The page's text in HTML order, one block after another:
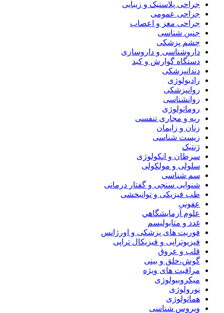
جراحی پلاستیک و زیبایی
جراحی عمومی
جراحی مغز و اعصاب
جنین شناسی
چشم پزشکی
داروشناسی و داروسازی
دستگاه گوارش و کبد
دندانپزشکی
رادیولوژی
روانپزشکی
روانشناسی
روماتولوژی
ریه و مجاری تنفسی
زنان و زایمان
زیست شناسی
ژنتیک
سرطان و انکولوژی
سلولی و مولکولی
سم شناسی
شنوایی سنجی و گفتار درمانی
طب فیزیکی و توانبخشی
عفونی
علوم آزمايشگاهي
غدد و متابولیسم
فوریت های پزشکی و اورژانس
فیزیوتراپی و فیزیکال تراپی
قلب و عروق
گوش،حلق و بینی
مراقبت های ویژه
میکروبیولوژی
نورولوژی
هماتولوژی
ویروس شناسی